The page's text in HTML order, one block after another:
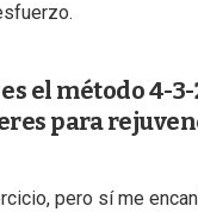
es el método 4-
para
pero sí me